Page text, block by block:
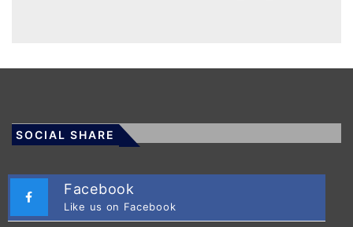
SOCIAL SHARE
Facebook
Like us on Facebook